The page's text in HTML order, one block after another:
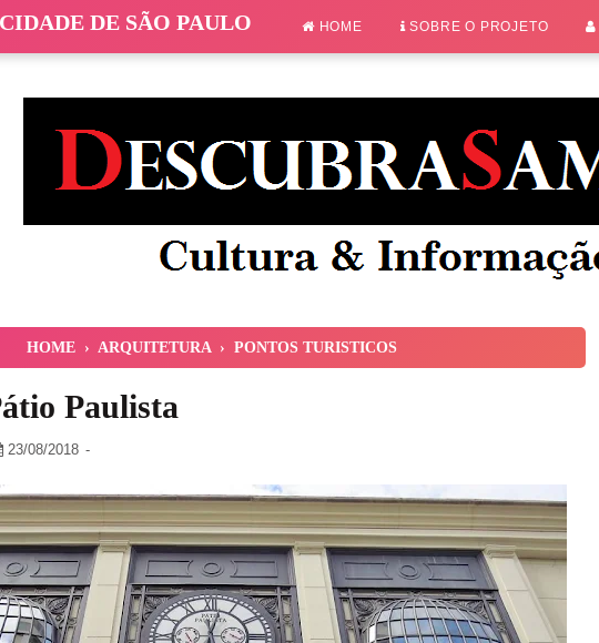
DE SÃO PAULO HOME SOBRE O PROJETO
HOME › ARQUITETURA › PONTOS TURISTICOS
Paulista
23/08/2018